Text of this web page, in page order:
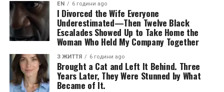
EN 6 години ago
I Divorced the Wife Everyone
Underestimated—Then Twelve Black
Escalades Showed Up to Take Home the
Woman Who Held My Company Together
З ЖИТТЯ 6 години ago
Brought a Cat and Left It Behind. Three
Years Later, They Were Stunned by What
Became of It.